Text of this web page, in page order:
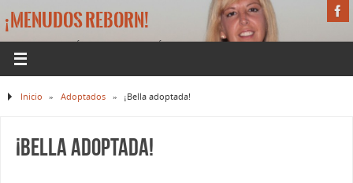
¡MENUDOS REBORN!
LA WEB DE BEBÉS REBORN DE MÓNICA
Inicio » Adoptados » ¡Bella adoptada!
¡Bella adoptada!